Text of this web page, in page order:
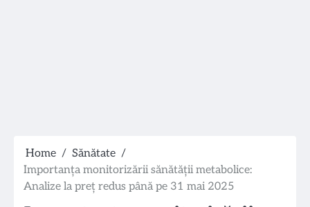
Home
Sănătate
Importanța monitorizării sănătății metabolice:
Analize la preț redus până pe 31 mai 2025